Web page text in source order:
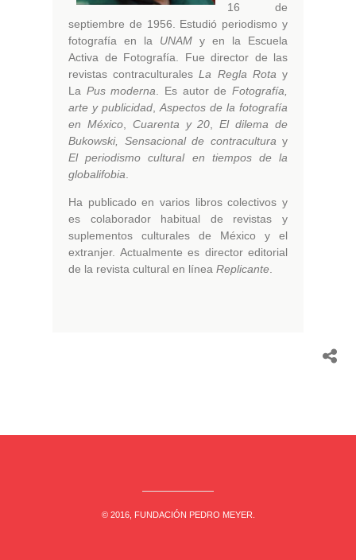
16 de
septiembre de 1956. Estudió periodismo y
fotografía en la UNAM y en la Escuela
Activa de Fotografía. Fue director de las
revistas contraculturalesLa Regla Rota y
La Pus moderna . Es autor deFotografía,
arte y publicidad Aspectos de la fotografía
en México, Cuarenta y 20 ,El dilema de
Bukowski, Sensacional de contracultura y
El periodismo cultural en tiempos de la
globalifobia
Ha publicado en varios libros colectivos y
es colaborador habitual de revistas y
suplementos culturales de México y el
extranjer. Actualmente es director editorial
de la revista cultural en línea Replicante
© 2016, FUNDACIÓN PEDRO MEYER.